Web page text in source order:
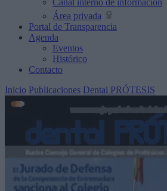
Canal interno de información
Área privada
Portal de Transparencia
Agenda
Eventos
Histórico
Contacto
Inicio Publicaciones Dental PRÓTESIS